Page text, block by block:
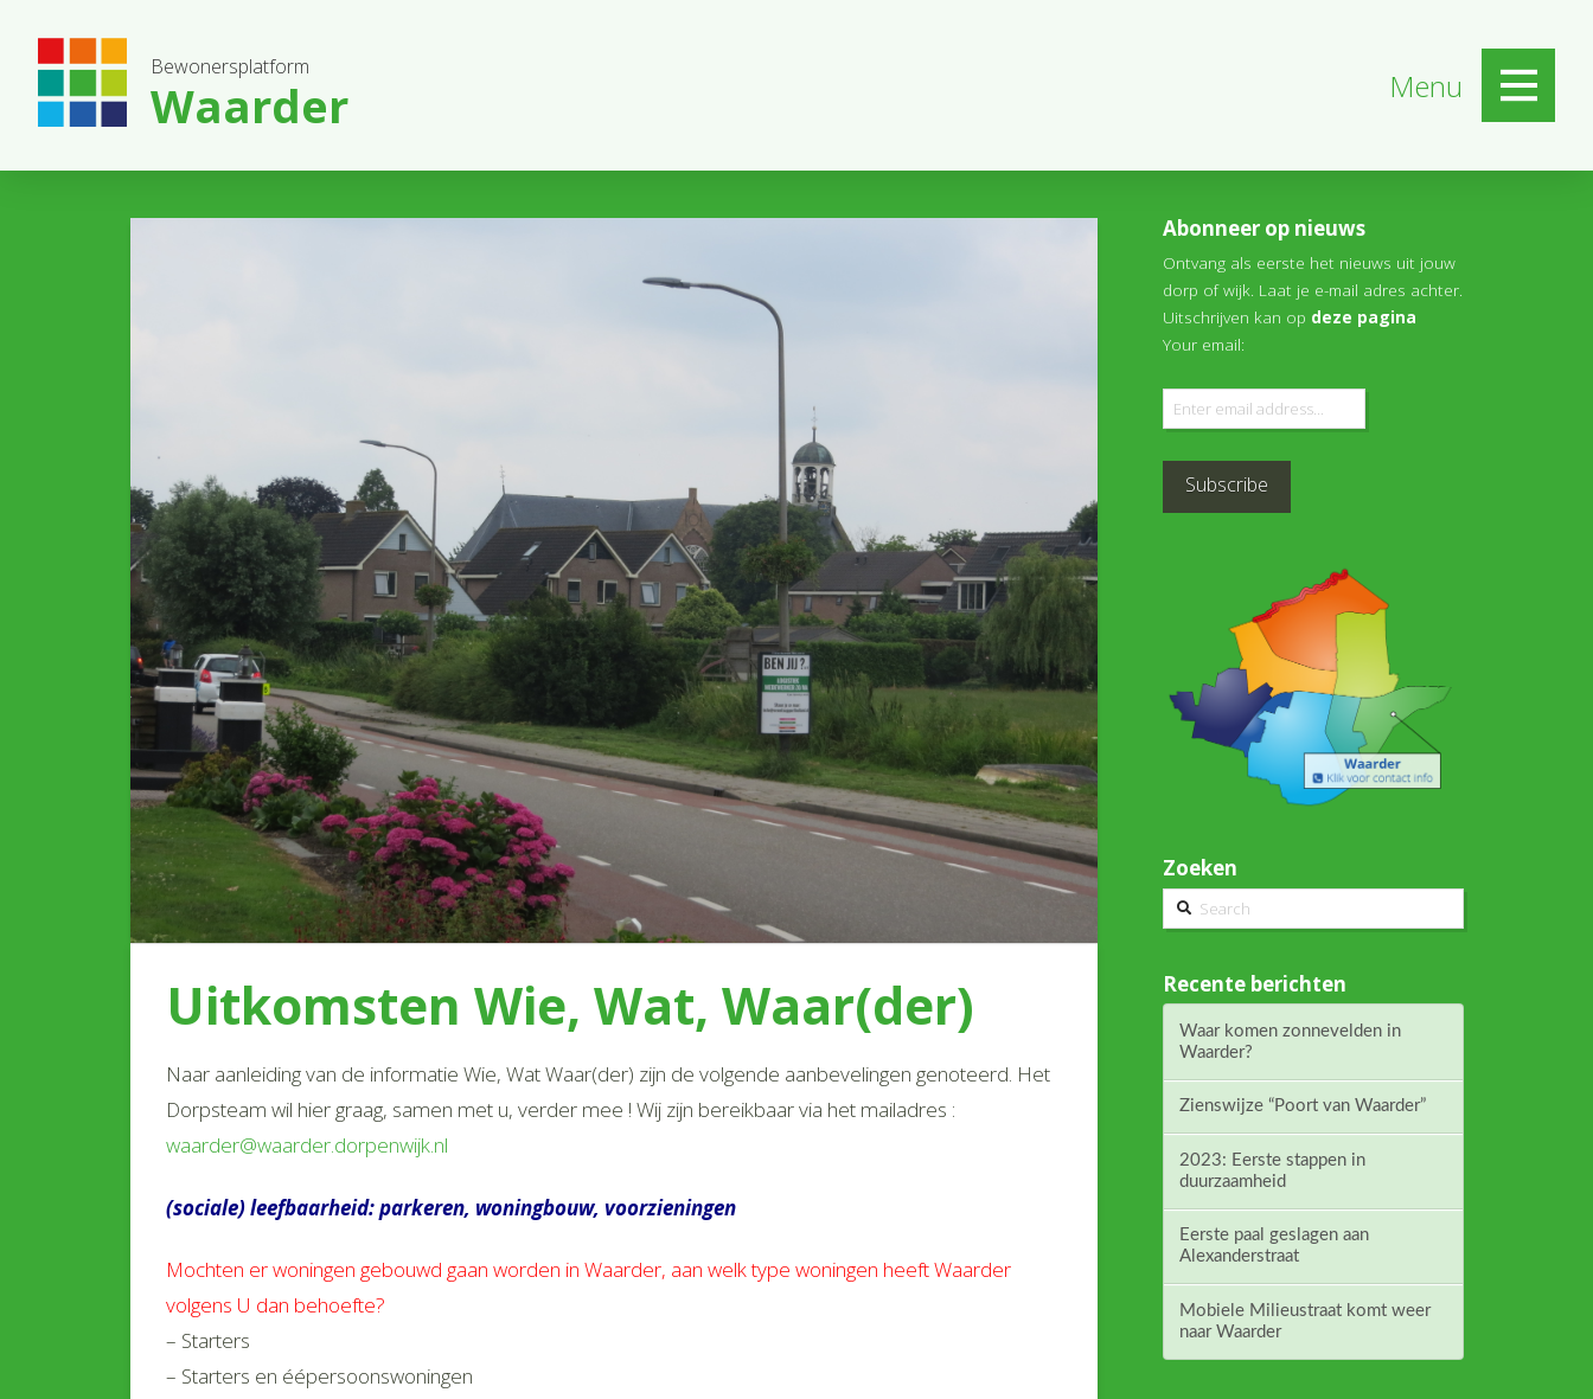
Bewonersplatform
Waarder Menu
Uitkomsten Wie, Wat, Waar(der)
Naar aanleiding van de informatie Wie, Wat Waar(der) zijn de volgende aanbevelingen genoteerd. Het
Dorpsteam wil hier graag, samen met u, verder mee ! Wij zijn bereikbaar via het mailadres :
waarder@waarder.dorpenwijk.nl
(sociale) leefbaarheid: parkeren, woningbouw, voorzieningen
Mochten er woningen gebouwd gaan worden in Waarder, aan welk type woningen heeft Waarder
volgens U dan behoefte?
– Starters
– Starters en éépersoonswoningen
Abonneer op nieuws
Ontvang als eerste het nieuws uit jouw
dorp of wijk. Laat je e-mail adres achter.
Uitschrijven kan op deze pagina
Your email:
Zoeken
Search
Recente berichten
Waar komen zonnevelden in
Waarder?
Zienswijze “Poort van Waarder”
2023: Eerste stappen in
duurzaamheid
Eerste paal geslagen aan
Alexanderstraat
Mobiele Milieustraat komt weer
naar Waarder